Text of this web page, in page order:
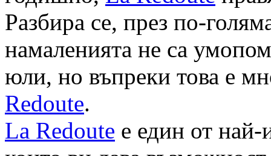
Разбира се, през по-
намаленията не са
юли, но въпреки това е
Redoute.
La Redoute е един от най-